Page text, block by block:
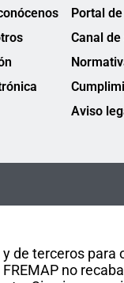
de terceros
no
Portal
Canal
Aviso